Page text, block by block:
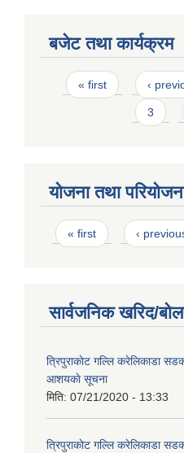
बजेट तथा कार्यक्रम
Pages
« first ‹
3
योजना तथा
Pages
« first ‹
सार्वजनिक खरिद/
त्रिपुराकाेट गल्लि करेलिकाडा
आशयकाे सूचना
मिति: 07/21/2020 - 13:33
त्रिपुराकाेट गल्लि करेलिकाडा